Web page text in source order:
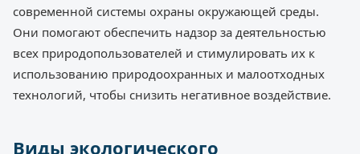
современной системы охраны окружающей среды.
Они помогают обеспечить надзор за деятельностью
всех природопользователей и стимулировать их к
использованию природоохранных и малоотходных
технологий, чтобы снизить негативное воздействие.
Виды экологического